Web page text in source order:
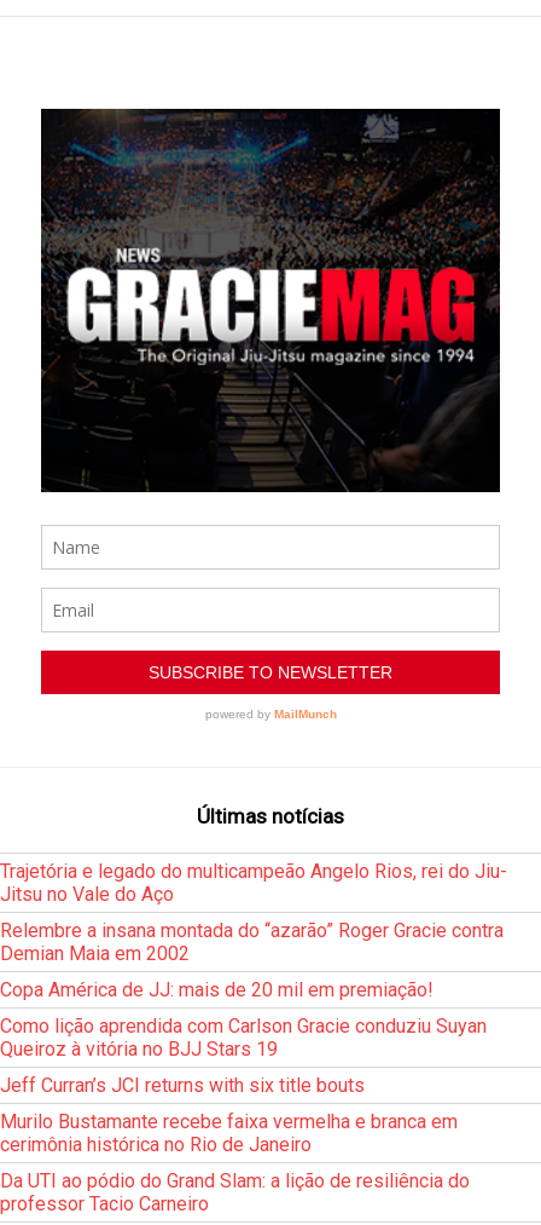
Últimas notícias
Trajetória e legado do multicampeão Angelo Rios, rei do Jiu-
Jitsu no Vale do Aço
Relembre a insana montada do “azarão” Roger Gracie contra
Demian Maia em 2002
Copa América de JJ: mais de 20 mil em premiação!
Como lição aprendida com Carlson Gracie conduziu Suyan
Queiroz à vitória no BJJ Stars 19
Jeff Curran’s JCI returns with six title bouts
Murilo Bustamante recebe faixa vermelha e branca em
cerimônia histórica no Rio de Janeiro
Da UTI ao pódio do Grand Slam: a lição de resiliência do
professor Tacio Carneiro